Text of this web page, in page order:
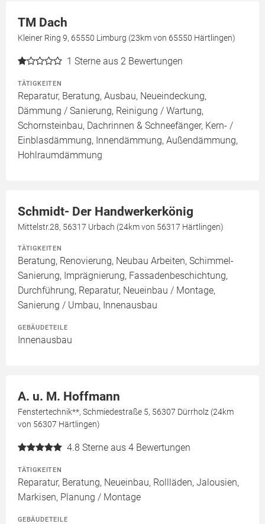
TM Dach
Kleiner Ring 9, 65550 Limburg (23km von 65550 Härtlingen)
1 Sterne aus 2 Bewertungen
TÄTIGKEITEN
Reparatur, Beratung, Ausbau, Neueindeckung,
Dämmung / Sanierung, Reinigung / Wartung,
Schornsteinbau, Dachrinnen & Schneefänger, Kern- /
Einblasdämmung, Innendämmung, Außendämmung,
Hohlraumdämmung
Schmidt- Der Handwerkerkönig
Mittelstr.28, 56317 Urbach (24km von 56317 Härtlingen)
TÄTIGKEITEN
Beratung, Renovierung, Neubau Arbeiten, Schimmel-
Sanierung, Imprägnierung, Fassadenbeschichtung,
Durchführung, Reparatur, Neueinbau / Montage,
Sanierung / Umbau, Innenausbau
GEBÄUDETEILE
Innenausbau
A. u. M. Hoffmann
Fenstertechnik**, Schmiedestraße 5, 56307 Dürrholz (24km
von 56307 Härtlingen)
4.8 Sterne aus 4 Bewertungen
TÄTIGKEITEN
Reparatur, Beratung, Neueinbau, Rollläden, Jalousien,
Markisen, Planung / Montage
GEBÄUDETEILE